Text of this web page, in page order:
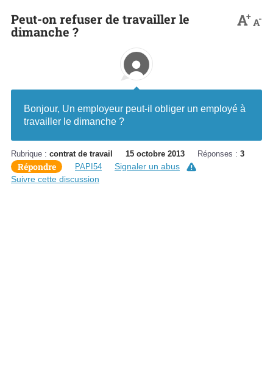
Peut-on refuser de travailler le
dimanche ?
A+A-
Bonjour, Un employeur peut-il obliger un employé à
travailler le dimanche ?
Rubrique : contrat de travail 15 octobre 2013 Réponses : 3
Répondre PAPI54
Signaler un abus
Suivre cette discussion